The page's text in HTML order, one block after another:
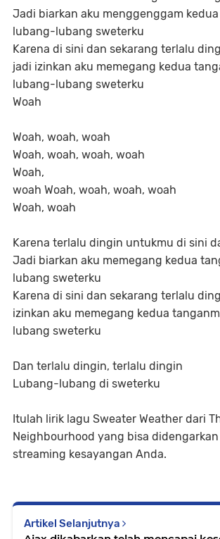
Jadi biarkan aku menggenggam
lubang-lubang sweterku
Karena di sini dan sekarang terlalu
jadi izinkan aku memegang kedua
lubang-lubang sweterku
Woah
Woah, woah, woah
Woah, woah, woah, woah
Woah,
woah Woah, woah, woah, woah
Woah, woah
Karena terlalu dingin untukmu di sini
Jadi biarkan aku memegang kedua
lubang sweterku
Karena di sini dan sekarang terlalu
izinkan aku memegang kedua
lubang sweterku
Dan terlalu dingin, terlalu dingin
Lubang-lubang di sweterku
Itulah lirik lagu Sweater Weather dari
Neighbourhood yang bisa
streaming kesayangan Anda.
Artikel Selanjutnya